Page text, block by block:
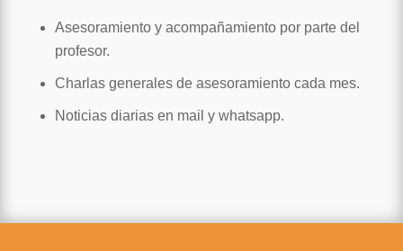
Asesoramiento y acompañamiento por parte del
profesor.
Charlas generales de asesoramiento cada mes.
Noticias diarias en mail y whatsapp.